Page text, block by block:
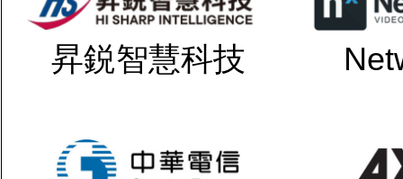
昇鋭智慧科技